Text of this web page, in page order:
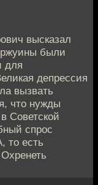
высказал
были
для
депрессия
вызвать
что нужды
Советской
спрос
то есть